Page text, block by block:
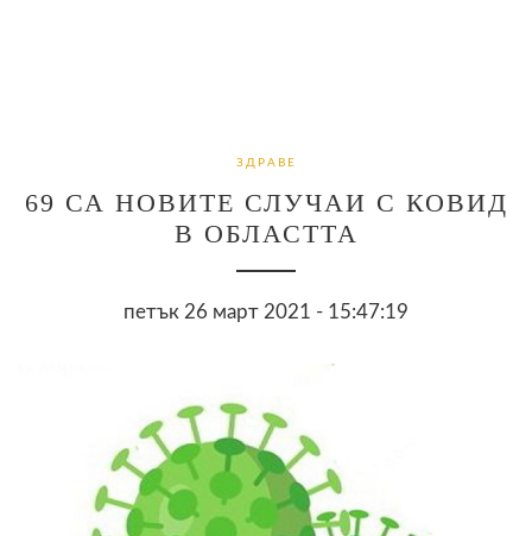
ЗДРАВЕ
69 СА НОВИТЕ СЛУЧАИ С КОВИД
В ОБЛАСТТА
петък 26 март 2021 - 15:47:19